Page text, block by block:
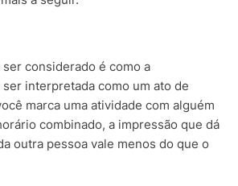
considerado é como a
interpretada como um ato de
marca uma atividade com alguém
combinado, a impressão que dá
outra pessoa vale menos do que o